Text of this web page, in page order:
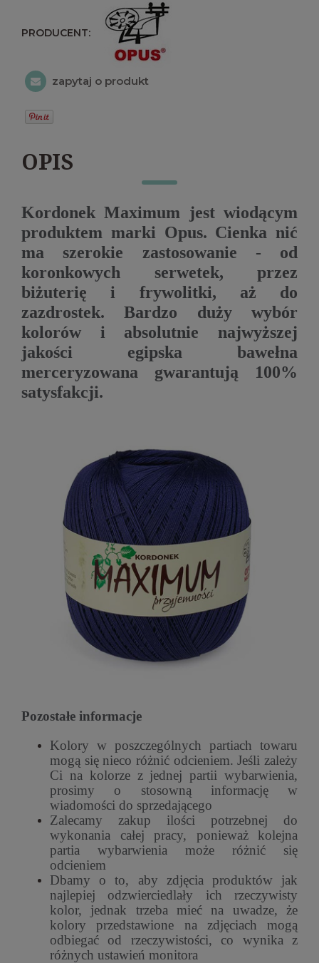
PRODUCENT:
zapytaj o produkt
OPIS
Kordonek Maximum jest wiodącym
produktem marki Opus. Cienka nić
ma szerokie zastosowanie - od
koronkowych serwetek, przez
biżuterię i frywolitki, aż do
zazdrostek. Bardzo duży wybór
kolorów i absolutnie najwyższej
jakości egipska bawełna
merceryzowana gwarantują 100%
satysfakcji.
Pozostałe informacje
Kolory w poszczególnych partiach towaru
mogą się nieco różnić odcieniem. Jeśli zależy
Ci na kolorze z jednej partii wybarwienia,
prosimy o stosowną informację w
wiadomości do sprzedającego
Zalecamy zakup ilości potrzebnej do
wykonania całej pracy, ponieważ kolejna
partia wybarwienia może różnić się
odcieniem
Dbamy o to, aby zdjęcia produktów jak
najlepiej odzwierciedlały ich rzeczywisty
kolor, jednak trzeba mieć na uwadze, że
kolory przedstawione na zdjęciach mogą
odbiegać od rzeczywistości, co wynika z
różnych ustawień monitora